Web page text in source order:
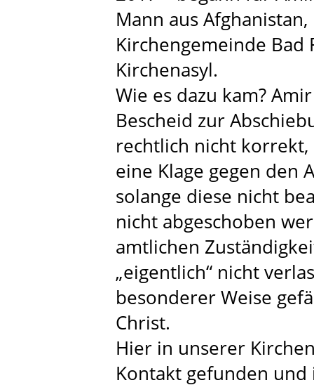
Mann aus
Kirchengemeinde Bad
Kirchenasyl.
Wie es dazu kam?
Bescheid zur
rechtlich nicht
eine Klage gegen den
solange diese nicht
nicht abgeschoben
amtlichen
„eigentlich“ nicht
besonderer Weise
Christ.
Hier in unserer
Kontakt gefunden